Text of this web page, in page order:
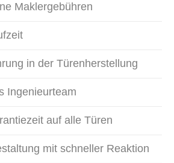
Maklergebühren
in der Türenherstellung
Ingenieurteam
auf alle Türen
mit schneller Reaktion